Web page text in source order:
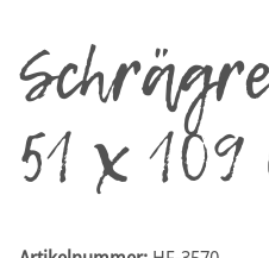
51 x